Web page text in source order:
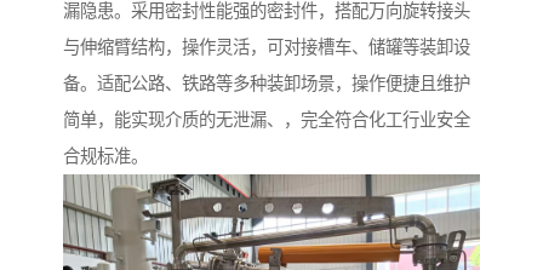
漏隐患。采用密封性能强的密封件，搭配万向旋转接头
与伸缩臂结构，操作灵活，可对接槽车、储罐等装卸设
备。适配公路、铁路等多种装卸场景，操作便捷且维护
简单，能实现介质的无泄漏、，完全符合化工行业安全
合规标准。